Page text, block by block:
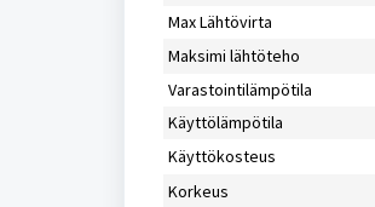
Max Lähtövirta
Maksimi lähtöteho
Varastointilämpötila
Käyttölämpötila
Käyttökosteus
Korkeus